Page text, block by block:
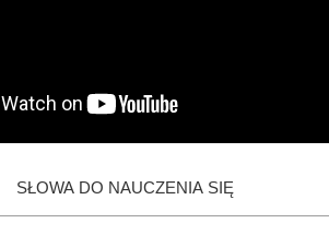
SŁOWA DO NAUCZENIA SIĘ